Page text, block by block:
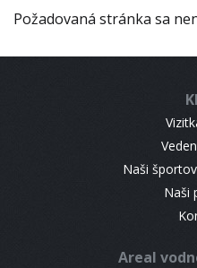
Požadovaná stránka sa
Naši
Naši
Areal